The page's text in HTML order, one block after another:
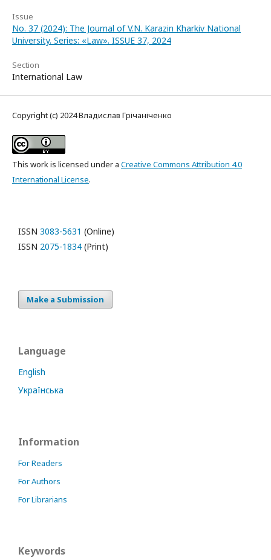
Issue
No. 37 (2024): The Journal of V.N. Karazin Kharkiv National
University. Series: «Law». ISSUE 37, 2024
Section
International Law
Copyright (c) 2024 Владислав Грічаніченко
This work is licensed under a Creative Commons Attribution 4.0
International License.
ISSN 3083-5631 (Online)
ISSN 2075-1834 (Print)
Make a Submission
Language
English
Українська
Information
For Readers
For Authors
For Librarians
Keywords